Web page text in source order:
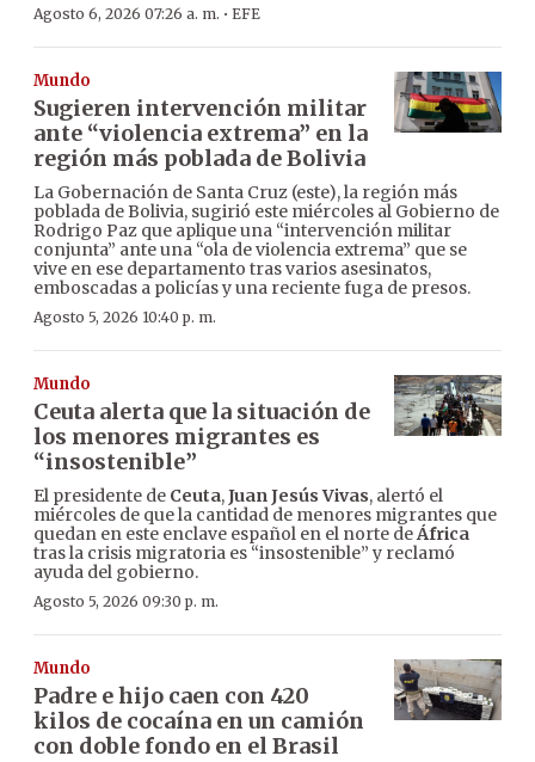
Agosto 6, 2026 07:26 a. m. · EFE
Mundo
Sugieren intervención militar
ante “violencia extrema” en la
región más poblada de Bolivia
La Gobernación de Santa Cruz (este), la región más
poblada de Bolivia, sugirió este miércoles al Gobierno de
Rodrigo Paz que aplique una “intervención militar
conjunta” ante una “ola de violencia extrema” que se
vive en ese departamento tras varios asesinatos,
emboscadas a policías y una reciente fuga de presos.
Agosto 5, 2026 10:40 p. m.
Mundo
Ceuta alerta que la situación de
los menores migrantes es
“insostenible”
El presidente de Ceuta,Juan Jesús Vivas, alertó el
miércoles de que la cantidad de menores migrantes que
quedan en este enclave español en el norte deÁfrica
tras la crisis migratoria es “insostenible” y reclamó
ayuda del gobierno.
Agosto 5, 2026 09:30 p. m.
Mundo
Padre e hijo caen con 420
kilos de cocaína en un camión
con doble fondo en el Brasil